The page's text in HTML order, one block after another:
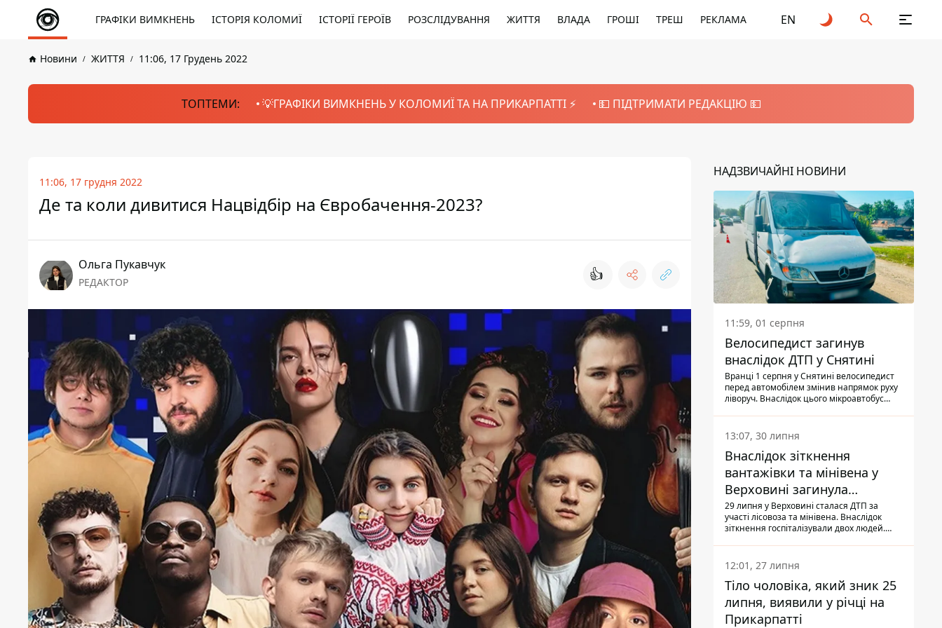
ГРАФІКИ ВИМКНЕНЬ ІСТОРІЯ КОЛОМИЇ ІСТОРІЇ ГЕРОЇВ РОЗСЛІДУВАННЯ ЖИТТЯ ВЛАДА ГРОШІ ТРЕШ РЕКЛАМА EN
Новини ЖИТТЯ 11:06, 17 Грудень 2022
ТОПТЕМИ: 💡ГРАФІКИ ВИМКНЕНЬ У КОЛОМИЇ ТА НА ПРИКАРПАТТІ ⚡️ 💵 ПІДТРИМАТИ РЕДАКЦІЮ 💵
11:06, 17 грудня 2022
Де та коли дивитися Нацвідбір на Євробачення-2023?
Ольга Пукавчук
РЕДАКТОР 👍
НАДЗВИЧАЙНІ НОВИНИ
11:59, 01 серпня
Велосипедист загинув
внаслідок ДТП у Снятині
Вранці 1 серпня у Снятині велосипедист
перед автомобілем змінив напрямок руху
ліворуч. Внаслідок цього мікроавтобус
13:07, 30 липня
Внаслідок зіткнення
вантажівки та мінівена у
Верховині загинула
пасажирка, водійка - у
лікарні
29 липня у Верховині сталася ДТП за
участі лісовоза та мінівена. Внаслідок
зіткнення госпіталізували двох людей.
Також травми отримала водійка
автомобіля.
12:01, 27 липня
Тіло чоловіка, який зник 25
липня, виявили у річці на
Прикарпатті